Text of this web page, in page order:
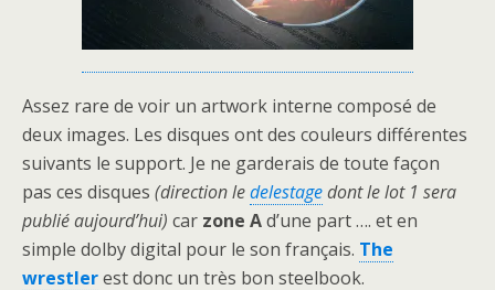
Assez rare de voir un artwork interne composé de
deux images. Les disques ont des couleurs différentes
suivants le support. Je ne garderais de toute façon
pas ces disques (direction ledelestagedont le lot 1 sera
publié aujourd’hui) car zone Ad’une part …. et en
simple dolby digital pour le son français. The
wrestlerest donc un très bon steelbook.